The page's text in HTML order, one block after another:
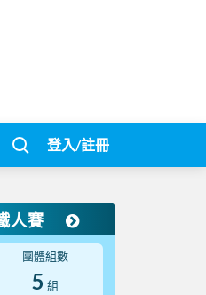
登入/註冊
人賽
團體組數
5 組